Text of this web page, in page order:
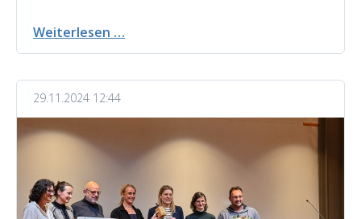
Weiterlesen …
erneuerbaren
29.11.2024 12:44